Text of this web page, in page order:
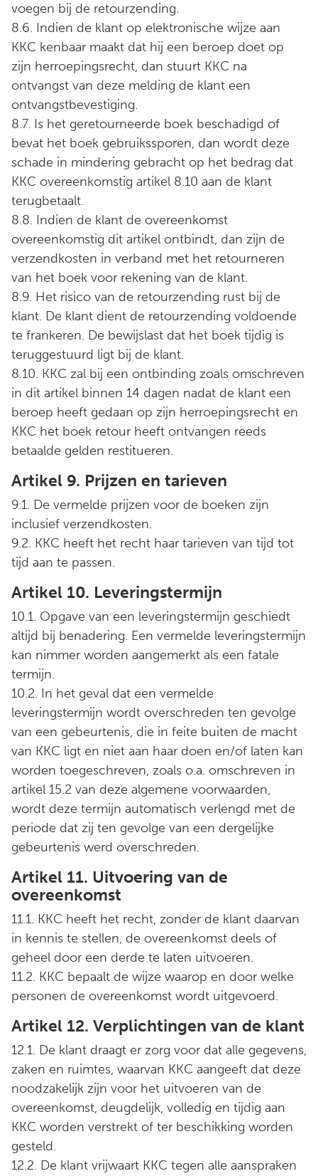
voegen bij de retourzending.
8.6. Indien de klant op elektronische wijze aan
KKC kenbaar maakt dat hij een beroep doet op
zijn herroepingsrecht, dan stuurt KKC na
ontvangst van deze melding de klant een
ontvangstbevestiging.
8.7. Is het geretourneerde boek beschadigd of
bevat het boek gebruikssporen, dan wordt deze
schade in mindering gebracht op het bedrag dat
KKC overeenkomstig artikel 8.10 aan de klant
terugbetaalt.
8.8. Indien de klant de overeenkomst
overeenkomstig dit artikel ontbindt, dan zijn de
verzendkosten in verband met het retourneren
van het boek voor rekening van de klant.
8.9. Het risico van de retourzending rust bij de
klant. De klant dient de retourzending voldoende
te frankeren. De bewijslast dat het boek tijdig is
teruggestuurd ligt bij de klant.
8.10. KKC zal bij een ontbinding zoals omschreven
in dit artikel binnen 14 dagen nadat de klant een
beroep heeft gedaan op zijn herroepingsrecht en
KKC het boek retour heeft ontvangen reeds
betaalde gelden restitueren.
Artikel 9. Prijzen en tarieven
9.1. De vermelde prijzen voor de boeken zijn
inclusief verzendkosten.
9.2. KKC heeft het recht haar tarieven van tijd tot
tijd aan te passen.
Artikel 10. Leveringstermijn
10.1. Opgave van een leveringstermijn geschiedt
altijd bij benadering. Een vermelde leveringstermijn
kan nimmer worden aangemerkt als een fatale
termijn.
10.2. In het geval dat een vermelde
leveringstermijn wordt overschreden ten gevolge
van een gebeurtenis, die in feite buiten de macht
van KKC ligt en niet aan haar doen en/of laten kan
worden toegeschreven, zoals o.a. omschreven in
artikel 15.2 van deze algemene voorwaarden,
wordt deze termijn automatisch verlengd met de
periode dat zij ten gevolge van een dergelijke
gebeurtenis werd overschreden.
Artikel 11. Uitvoering van de
overeenkomst
11.1. KKC heeft het recht, zonder de klant daarvan
in kennis te stellen, de overeenkomst deels of
geheel door een derde te laten uitvoeren.
11.2. KKC bepaalt de wijze waarop en door welke
personen de overeenkomst wordt uitgevoerd.
Artikel 12. Verplichtingen van de klant
12.1. De klant draagt er zorg voor dat alle gegevens,
zaken en ruimtes, waarvan KKC aangeeft dat deze
noodzakelijk zijn voor het uitvoeren van de
overeenkomst, deugdelijk, volledig en tijdig aan
KKC worden verstrekt of ter beschikking worden
gesteld.
12.2. De klant vrijwaart KKC tegen alle aanspraken